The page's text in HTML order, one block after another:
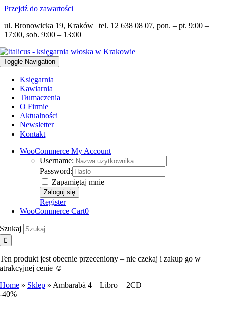
Przejdź do zawartości
ul. Bronowicka 19, Kraków | tel. 12 638 08 07, pon. – pt. 9:00 –
17:00, sob. 9:00 – 13:00
Toggle Navigation
Księgarnia
Kawiarnia
Tłumaczenia
O Firmie
Aktualności
Newsletter
Kontakt
WooCommerce My Account
Username:
Password:
Zapamiętaj mnie
Register
WooCommerce Cart0
Szukaj
Ten produkt jest obecnie przeceniony – nie czekaj i zakup go w
atrakcyjnej cenie ☺️
Home » Sklep » Ambarabà 4 – Libro + 2CD
-40%